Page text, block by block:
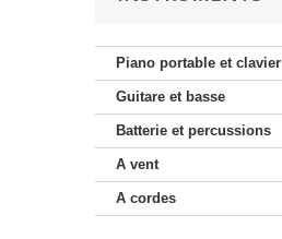
Piano portable et clavier
Guitare et basse
Batterie et percussions
A vent
A cordes